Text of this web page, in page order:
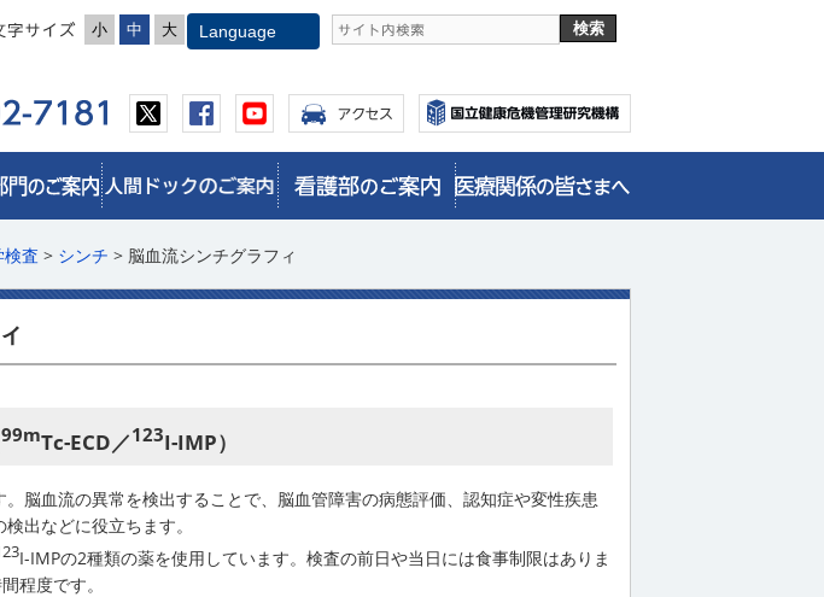
小 中 大
査 > シンチ > 脳血流シンチグラフィ
99mTc-ECD／123I-IMP）
脳血流の異常を検出することで、脳血管障害の病態評価、認知症や変性疾患
出などに役立ちます。
I-IMPの2種類の薬を使用しています。検査の前日や当日には食事制限はありま
程度です。